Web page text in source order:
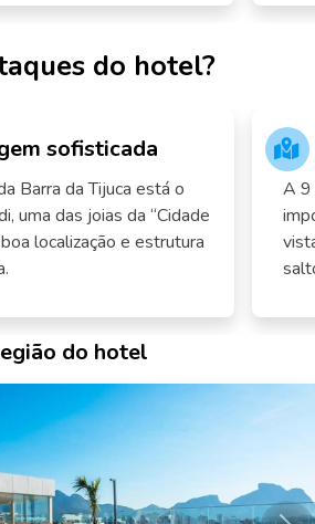
do hotel?
sofisticada
Barra da Tijuca está o
uma das joias da “Cidade
localização e estrutura
A 9
do hotel